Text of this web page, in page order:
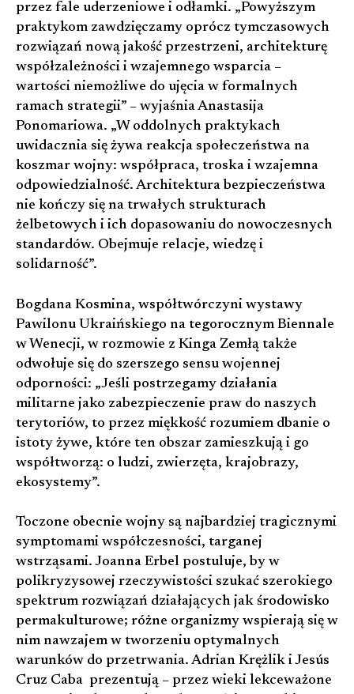
przez fale uderzeniowe i odłamki. „Powyższym
praktykom zawdzięczamy oprócz tymczasowych
rozwiązań nową jakość przestrzeni, architekturę
współzależności i wzajemnego wsparcia –
wartości niemożliwe do ujęcia w formalnych
ramach strategii” – wyjaśnia Anastasija
Ponomariowa. „W oddolnych praktykach
uwidacznia się żywa reakcja społeczeństwa na
koszmar wojny: współpraca, troska i wzajemna
odpowiedzialność. Architektura bezpieczeństwa
nie kończy się na trwałych strukturach
żelbetowych i ich dopasowaniu do nowoczesnych
standardów. Obejmuje relacje, wiedzę i
solidarność”.
Bogdana Kosmina, współtwórczyni wystawy
Pawilonu Ukraińskiego na tegorocznym Biennale
w Wenecji, w rozmowie z Kinga Zemłą także
odwołuje się do szerszego sensu wojennej
odporności: „Jeśli postrzegamy działania
militarne jako zabezpieczenie praw do naszych
terytoriów, to przez miękkość rozumiem dbanie o
istoty żywe, które ten obszar zamieszkują i go
współtworzą: o ludzi, zwierzęta, krajobrazy,
ekosystemy”.
Toczone obecnie wojny są najbardziej tragicznymi
symptomami współczesności, targanej
wstrząsami. Joanna Erbel postuluje, by w
polikryzysowej rzeczywistości szukać szerokiego
spektrum rozwiązań działających jak środowisko
permakulturowe; różne organizmy wspierają się w
nim nawzajem w tworzeniu optymalnych
warunków do przetrwania. Adrian Krężlik i Jesús
Cruz Caba prezentują – przez wieki lekceważone